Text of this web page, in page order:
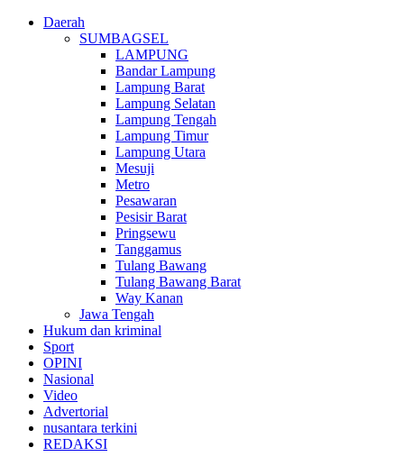
Daerah
SUMBAGSEL
LAMPUNG
Bandar Lampung
Lampung Barat
Lampung Selatan
Lampung Tengah
Lampung Timur
Lampung Utara
Mesuji
Metro
Pesawaran
Pesisir Barat
Pringsewu
Tanggamus
Tulang Bawang
Tulang Bawang Barat
Way Kanan
Jawa Tengah
Hukum dan kriminal
Sport
OPINI
Nasional
Video
Advertorial
nusantara terkini
REDAKSI